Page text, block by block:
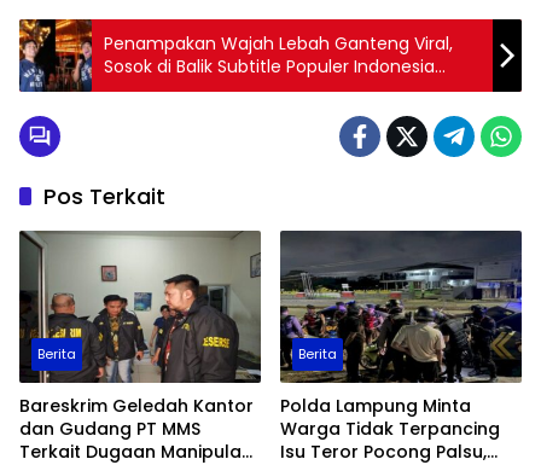
Penampakan Wajah Lebah Ganteng Viral,
Sosok di Balik Subtitle Populer Indonesia
Terungkap
Pos Terkait
Berita
Bareskrim Geledah Kantor
dan Gudang PT MMS
Terkait Dugaan Manipulasi
Berita
Polda Lampung Minta
Warga Tidak Terpancing
Isu Teror Pocong Palsu,